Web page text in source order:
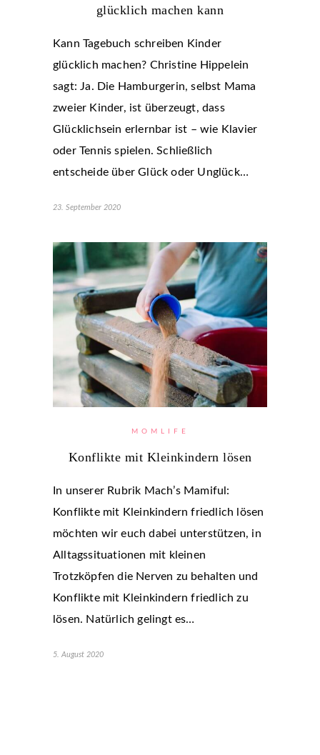
glücklich machen kann
Kann Tagebuch schreiben Kinder
glücklich machen? Christine Hippelein
sagt: Ja. Die Hamburgerin, selbst Mama
zweier Kinder, ist überzeugt, dass
Glücklichsein erlernbar ist – wie Klavier
oder Tennis spielen. Schließlich
entscheide über Glück oder Unglück…
23. September 2020
MOMLIFE
Konflikte mit Kleinkindern lösen
In unserer Rubrik Mach’s Mamiful:
Konflikte mit Kleinkindern friedlich lösen
möchten wir euch dabei unterstützen, in
Alltagssituationen mit kleinen
Trotzköpfen die Nerven zu behalten und
Konflikte mit Kleinkindern friedlich zu
lösen. Natürlich gelingt es…
5. August 2020